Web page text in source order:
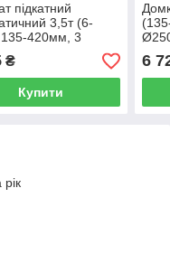
підкатний
3,5т (6-
420мм, 3
Ø270мм)
F-YHQD-3WT-
₴
Купити
6